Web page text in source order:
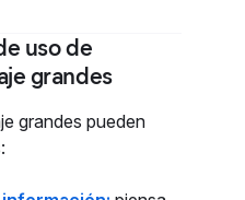
uso de
grandes
grandes pueden